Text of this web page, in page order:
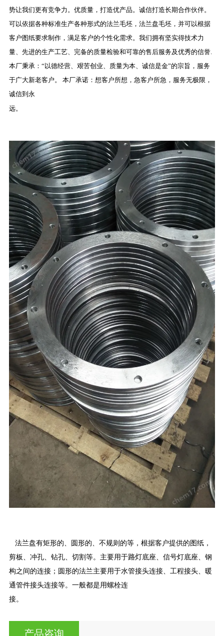
势让我们更有竞争力。优质量，打造优产品。诚信打造长期合作伙伴。
可以依据各种标准生产各种形式的法兰毛坯，法兰盘毛坯，并可以根据
客户图纸要求制作，满足客户的个性化需求。我们拥有坚实得技术力
量、先进的生产工艺、完备的质量检验和可靠的售后服务及优秀的信誉.
本厂秉承：“以德经营、艰苦创业、质量为本、诚信是金”的宗旨，服务
于广大新老客户。 本厂承诺：想客户所想，急客户所急，服务无极限，
诚信到永
远。
法兰盘有矩形的、圆形的、不规则的等，根据客户提供的图纸，
剪板、冲孔、钻孔、切割等。主要用于路灯底座、信号灯底座、钢
构之间的连接；圆形的法兰主要用于水管接头连接、工程接头、暖
通管件接头连接等。一般都是用螺栓连
接。
产品咨询